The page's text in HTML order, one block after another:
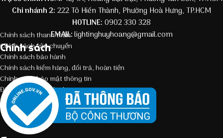
Chi nhánh 2: 222 Tô Hiến Thành, Phường Hoà Hưng, TP.HCM
HOTLINE: 0902 330 328
EMAIL:lightinghuyhoang@gmail.com
Chính sách
Chính sách thanh toán
Chính sách vận chuyển
Chính sách bảo hành
Chính sách kiểm hàng, đổi trả, hoàn tiền
Chính sách bảo mật thông tin
Điều kiện giao dịch chung